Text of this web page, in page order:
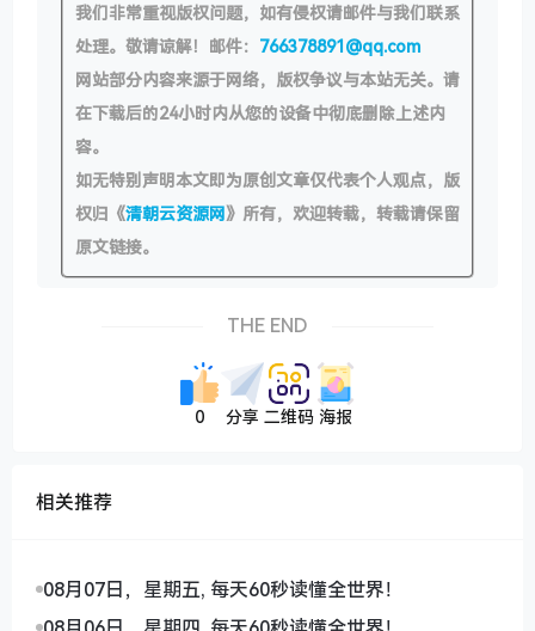
我们非常重视版权问题，如有侵权请邮件与我们联系
处理。敬请谅解！邮件： 766378891@qq.com
网站部分内容来源于网络，版权争议与本站无关。请
在下载后的24小时内从您的设备中彻底删除上述内
容。
如无特别声明本文即为原创文章仅代表个人观点，版
权归《清朝云资源网》所有，欢迎转载，转载请保留
原文链接。
THE END
0 分享 二维码 海报
相关推荐
08月07日，星期五, 每天60秒读懂全世界！